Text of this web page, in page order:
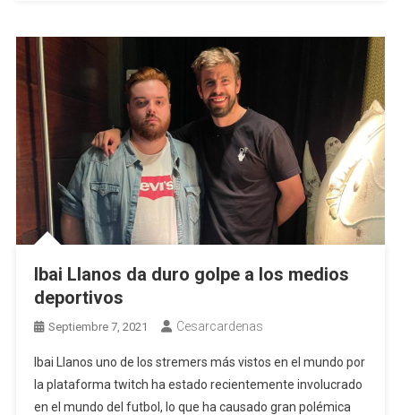
Ibai Llanos da duro golpe a los medios
deportivos
Septiembre 7, 2021 Cesarcardenas
Ibai Llanos uno de los stremers más vistos en el mundo por
la plataforma twitch ha estado recientemente involucrado
en el mundo del futbol, lo que ha causado gran polémica